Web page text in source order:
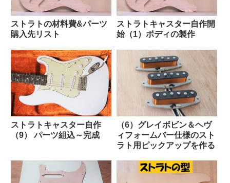
ストラトの材料費&パーツ
購入先リスト
ストラトキャスター自作開
始（1）ボディの製作
ストラトキャスター自作
（9） パーツ組込～完成
（6）グレイボビン＆ヘヴ
ィフォームバー仕様のスト
ラト用ピックアップを作る